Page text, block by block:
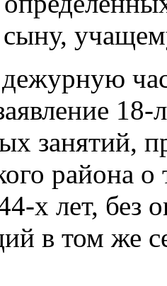
18-
занятий,
района о
х лет, без
в том же